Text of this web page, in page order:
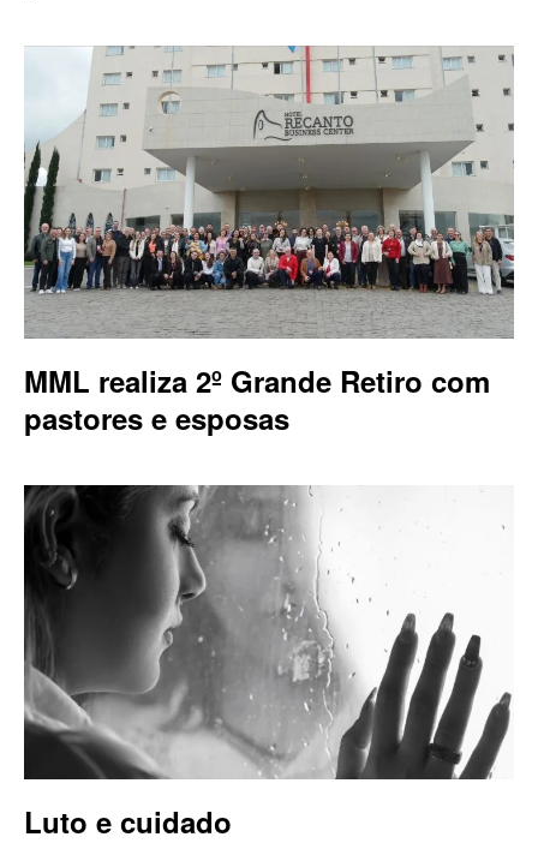
MML realiza 2º Grande Retiro com
pastores e esposas
Luto e cuidado